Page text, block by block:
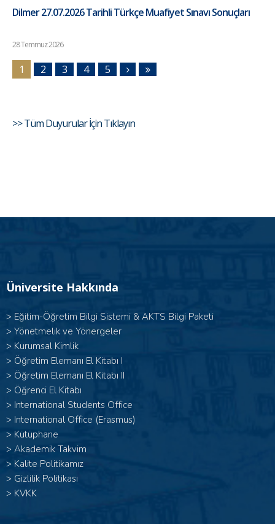
Dilmer 27.07.2026 Tarihli Türkçe Muafiyet Sınavı Sonuçları
28 Temmuz 2026
1 2 3 4 5
>> Tüm Duyurular İçin Tıklayın
Üniversite Hakkında
> Eğitim-Öğretim Bilgi Sistemi & AKTS Bilgi Paketi
> Yönetmelik ve Yönergeler
> Kurumsal Kimlik
> Öğretim Elemanı El Kitabı I
> Öğretim Elemanı El Kitabı II
> Öğrenci El Kitabı
> International Students Office
> International Office (Erasmus)
> Kütüphane
> Akademik Takvim
> Kalite Politikamız
> Gizlilik Politikası
> KVKK